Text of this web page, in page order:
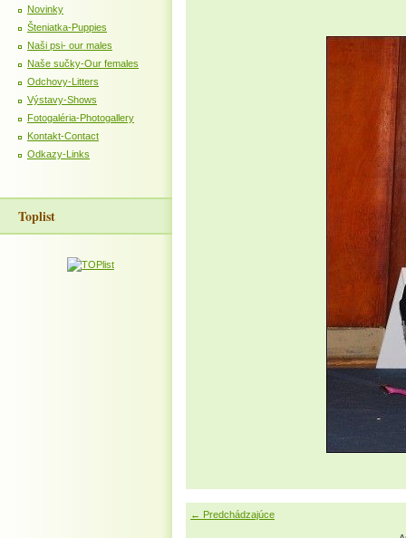
Novinky
Šteniatka-Puppies
Naši psi- our males
Naše sučky-Our females
Odchovy-Litters
Výstavy-Shows
Fotogaléria-Photogallery
Kontakt-Contact
Odkazy-Links
Toplist
← Predchádzajúce